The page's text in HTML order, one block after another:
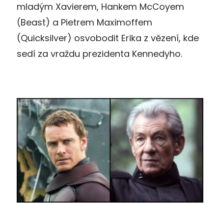
mladým Xavierem, Hankem McCoyem
(Beast) a Pietrem Maximoffem
(Quicksilver) osvobodit Erika z vězení, kde
sedí za vraždu prezidenta Kennedyho.